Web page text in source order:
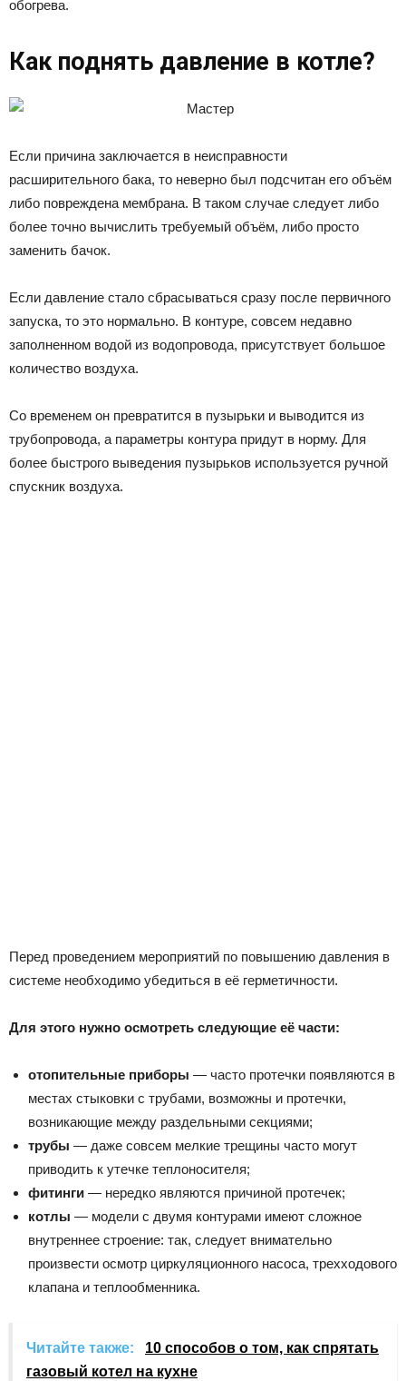
обогрева.
Как поднять давление в котле?
Если причина заключается в неисправности
расширительного бака, то неверно был подсчитан его объём
либо повреждена мембрана. В таком случае следует либо
более точно вычислить требуемый объём, либо просто
заменить бачок.
Если давление стало сбрасываться сразу после первичного
запуска, то это нормально. В контуре, совсем недавно
заполненном водой из водопровода, присутствует большое
количество воздуха.
Со временем он превратится в пузырьки и выводится из
трубопровода, а параметры контура придут в норму. Для
более быстрого выведения пузырьков используется ручной
спускник воздуха.
Перед проведением мероприятий по повышению давления в
системе необходимо убедиться в её герметичности.
Для этого нужно осмотреть следующие её части:
отопительные приборы — часто протечки появляются в
местах стыковки с трубами, возможны и протечки,
возникающие между раздельными секциями;
трубы — даже совсем мелкие трещины часто могут
приводить к утечке теплоносителя;
фитинги — нередко являются причиной протечек;
котлы — модели с двумя контурами имеют сложное
внутреннее строение: так, следует внимательно
произвести осмотр циркуляционного насоса, трехходового
клапана и теплообменника.
Читайте также:
10 способов о том, как спрятать
газовый котел на кухне